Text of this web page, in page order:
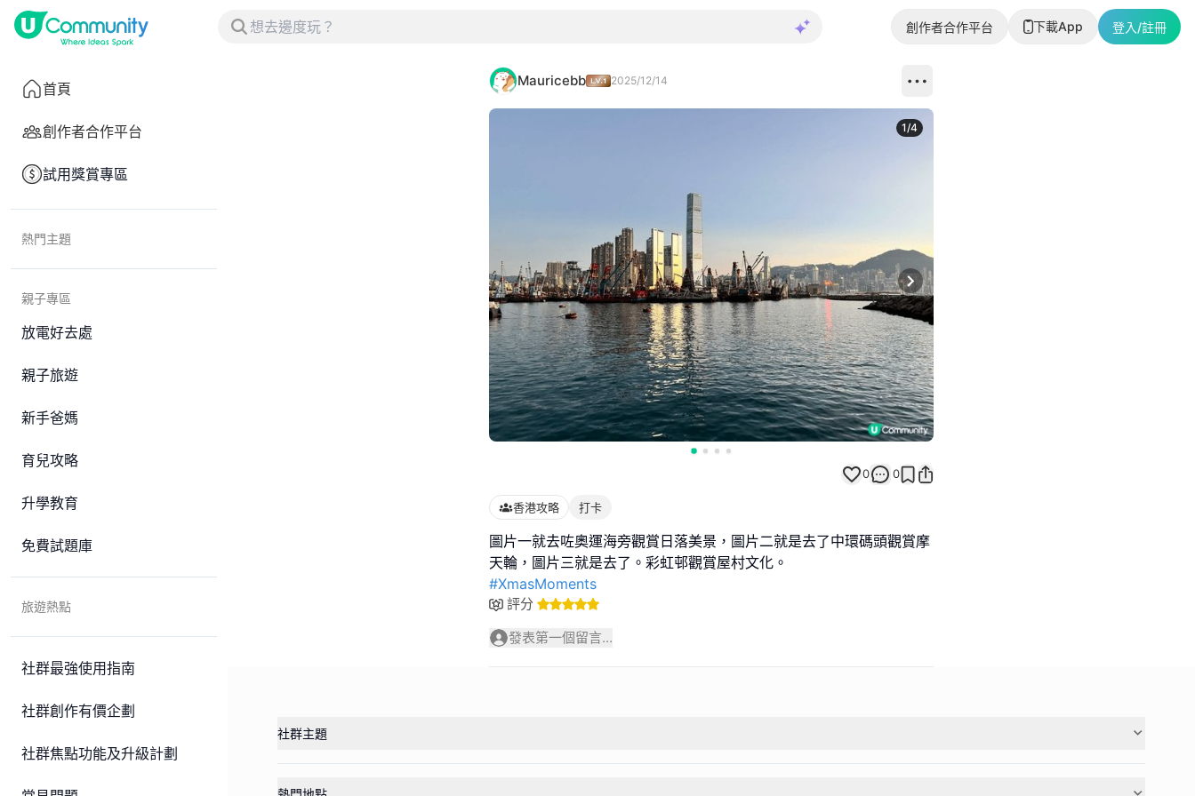
創作者合作平台 下載App 登入/註冊
首頁
創作者合作平台
試用獎賞專區
熱門主題
親子專區
放電好去處
親子旅遊
新手爸媽
育兒攻略
升學教育
免費試題庫
旅遊熱點
社群最強使用指南
社群創作有價企劃
社群焦點功能及升級計劃
Mauricebb 2025/12/14
Next slide
1/4
0 0
香港攻略 打卡
圖片一就去咗奧運海旁觀賞日落美景，圖片二就是去了中環碼頭觀賞摩
#XmasMoments
評分
發表第一個留言...
社群主題